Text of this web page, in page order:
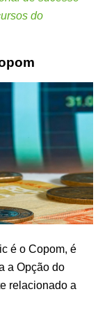
do
é o Copom, é
a Opção do
relacionado a